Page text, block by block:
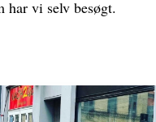
har vi selv besøgt.